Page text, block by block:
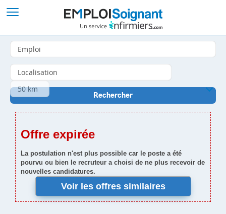
Offre expirée
La postulation n'est plus possible car le poste a été
pourvu ou bien le recruteur a choisi de ne plus recevoir de
nouvelles candidatures.
Voir les offres similaires